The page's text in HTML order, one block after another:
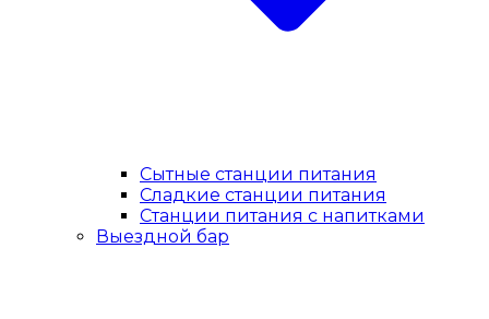
Сытные станции питания
Сладкие станции питания
Станции питания с напитками
Выездной бар